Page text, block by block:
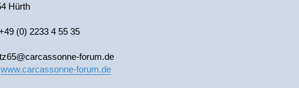
Hürth
(0) 2233 4 55 35
forum.de
www.carcassonne-forum.de